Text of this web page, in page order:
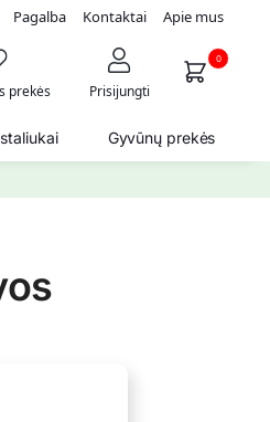
Pagalba Kontaktai Apie mus
prekės Prisijungti
0
Gyvūnų prekės